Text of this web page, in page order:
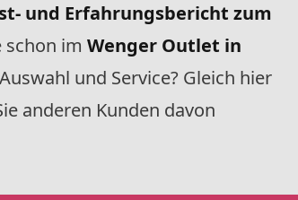
und Erfahrungsbericht zum
schon im Wenger Outlet in
und Service? Gleich hier
anderen Kunden davon